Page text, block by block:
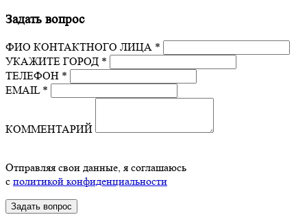
Задать вопрос
ФИО КОНТАКТНОГО ЛИЦА *
УКАЖИТЕ ГОРОД *
ТЕЛЕФОН *
EMAIL *
КОММЕНТАРИЙ
Отправляя свои данные, я соглашаюсь
с политикой конфиденциальности